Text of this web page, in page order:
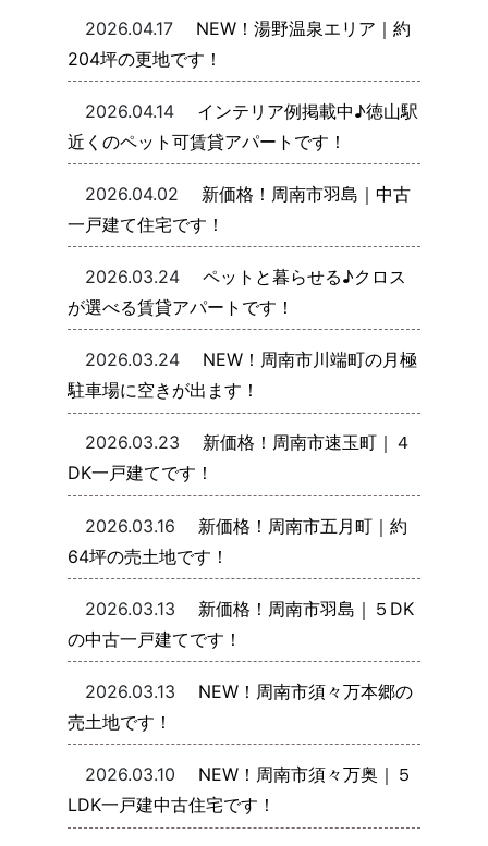
2026.04.17
NEW！湯野温泉エリア｜約
204坪の更地です！
2026.04.14
インテリア例掲載中♪徳山駅
近くのペット可賃貸アパートです！
2026.04.02
新価格！周南市羽島｜中古
一戸建て住宅です！
2026.03.24
ペットと暮らせる♪クロス
が選べる賃貸アパートです！
2026.03.24
NEW！周南市川端町の月極
駐車場に空きが出ます！
2026.03.23
新価格！周南市速玉町｜４
DK一戸建てです！
2026.03.16
新価格！周南市五月町｜約
64坪の売土地です！
2026.03.13
新価格！周南市羽島｜５DK
の中古一戸建てです！
2026.03.13
NEW！周南市須々万本郷の
売土地です！
2026.03.10
NEW！周南市須々万奥｜５
LDK一戸建中古住宅です！